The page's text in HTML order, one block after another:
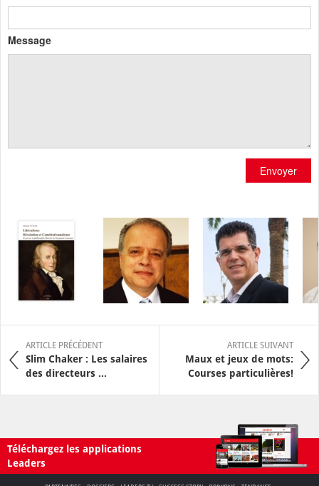
Message
Envoyer
ARTICLE PRÉCÉDENT
Slim Chaker : Les salaires
des directeurs ...
ARTICLE SUIVANT
Maux et jeux de mots:
Courses particulières!
Téléchargez les applications
Leaders